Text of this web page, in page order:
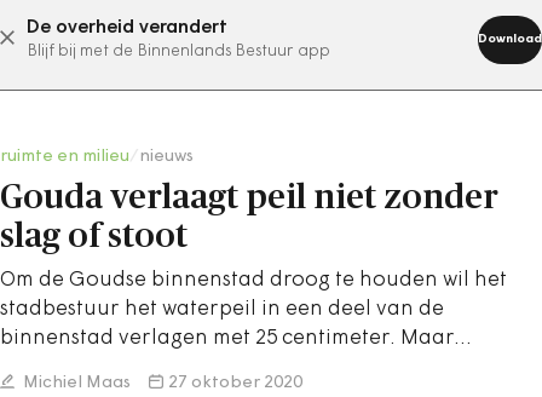
De overheid verandert
Blijf bij met de Binnenlands Bestuur app
Download
abonneer nu
ruimte en milieu nieuws
Gouda verlaagt peil niet zonder
slag of stoot
Om de Goudse binnenstad droog te houden wil het
stadbestuur het waterpeil in een deel van de
binnenstad verlagen met 25 centimeter. Maar…
Michiel Maas 27 oktober 2020